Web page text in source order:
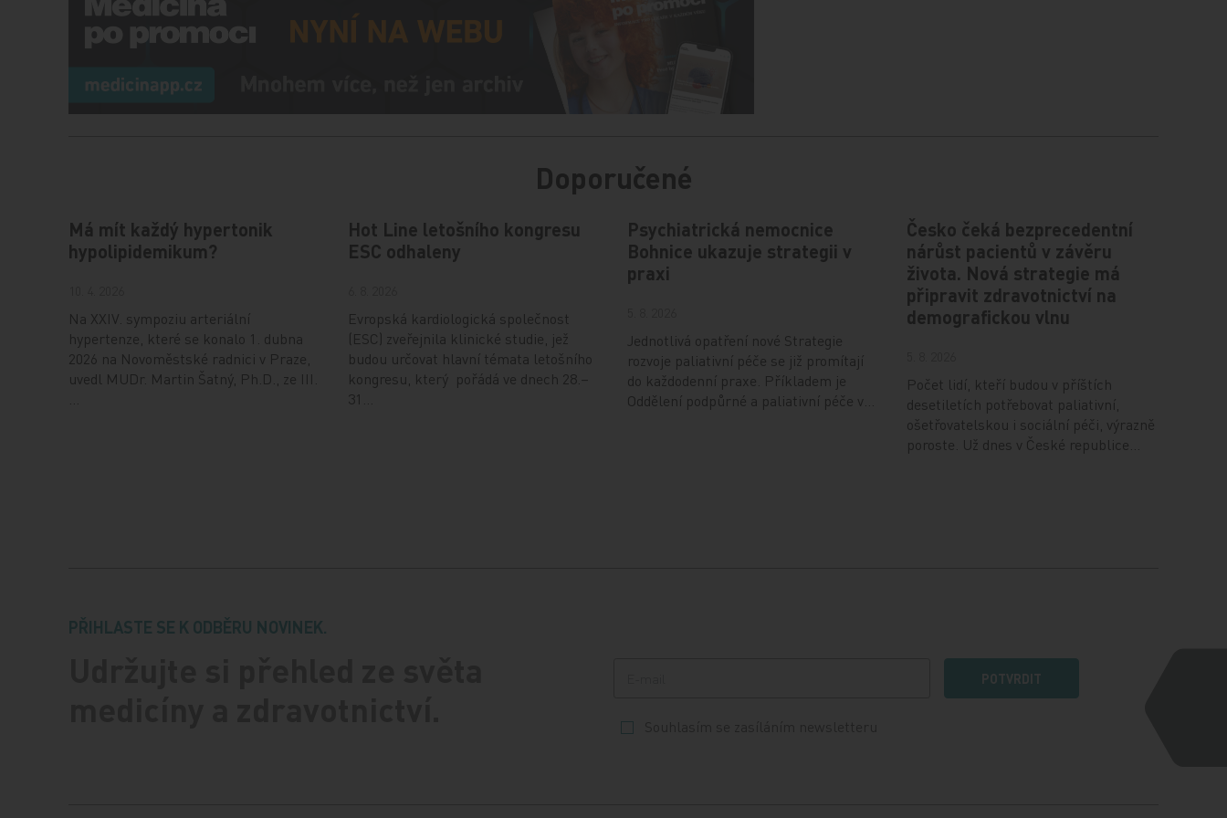
Doporučené
Má mít každý hypertonik
hypolipidemikum?
Na XXIV. sympoziu arteriální
hypertenze, které se konalo 1. dubna
2026 na Novoměstské radnici v Praze,
uvedl MUDr. Martin Šatný, Ph.D., ze III.
Hot Line letošního kongresu
ESC odhaleny
Evropská kardiologická společnost
(ESC) zveřejnila klinické studie, jež
budou určovat hlavní témata letošního
kongresu, který pořádá ve dnech 28.–
31…
Psychiatrická nemocnice
Bohnice ukazuje strategii v
praxi
Jednotlivá opatření nové Strategie
rozvoje paliativní péče se již promítají
do každodenní praxe. Příkladem je
Oddělení podpůrné a paliativní péče v…
Česko čeká bezprecedentní
nárůst pacientů v závěru
života. Nová strategie má
připravit zdravotnictví na
demografickou vlnu
Počet lidí, kteří budou v příštích
desetiletích potřebovat paliativní,
ošetřovatelskou i sociální péči, výrazně
poroste. Už dnes v České republice…
PŘIHLASTE SE K ODBĚRU NOVINEK.
POTVRDIT